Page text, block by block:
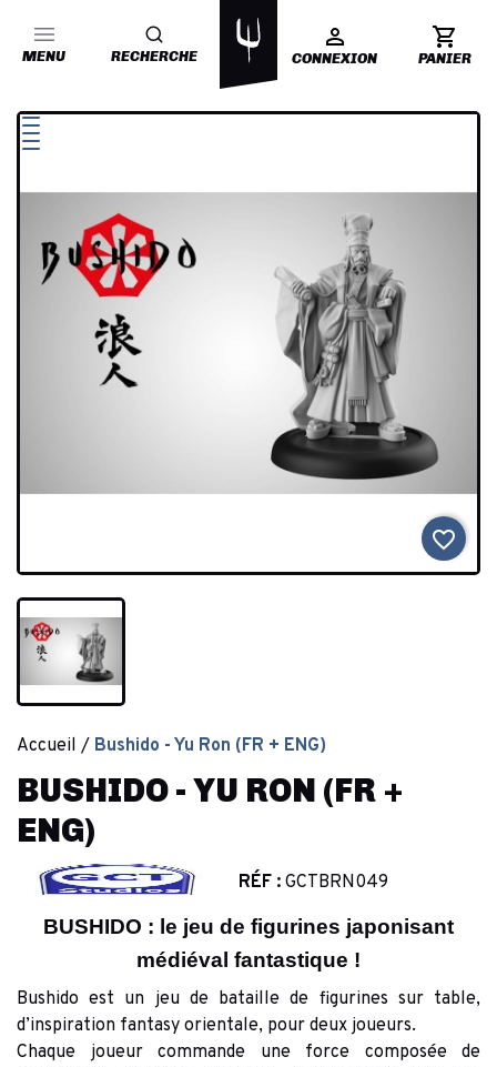
MENU RECHERCHE CONNEXION PANIER
favorite_border
Accueil Bushido - Yu Ron (FR + ENG)
BUSHIDO - YU RON (FR +
ENG)
RÉF : GCTBRN049
BUSHIDO : le jeu de figurines japonisant
médiéval fantastique !
Bushido est un jeu de bataille de figurines sur table,
d’inspiration fantasy orientale, pour deux joueurs.
Chaque joueur commande une force composée de